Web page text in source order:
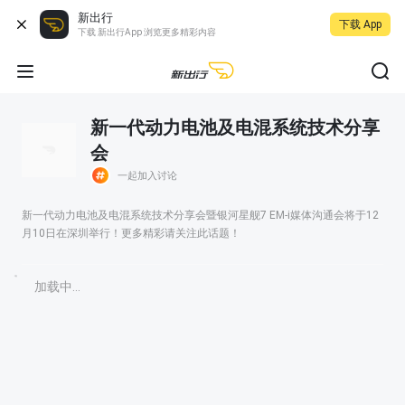
新出行
下载 新出行App 浏览更多精彩内容
下载 App
新一代动力电池及电混系统技术分享
会
一起加入讨论
新一代动力电池及电混系统技术分享会暨银河星舰7 EM-i媒体沟通会将于12
月10日在深圳举行！更多精彩请关注此话题！
加载中...